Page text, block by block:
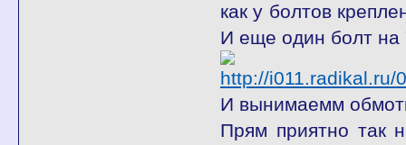
как у болтов
И еще один болт на
И вынимаемм
Прям приятно так